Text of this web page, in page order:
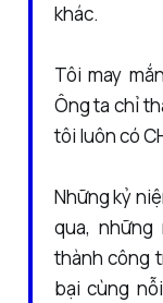
khác.
Tôi may
Ông ta chỉ
tôi luôn có
Những kỷ
qua,
thành công
bại cùng